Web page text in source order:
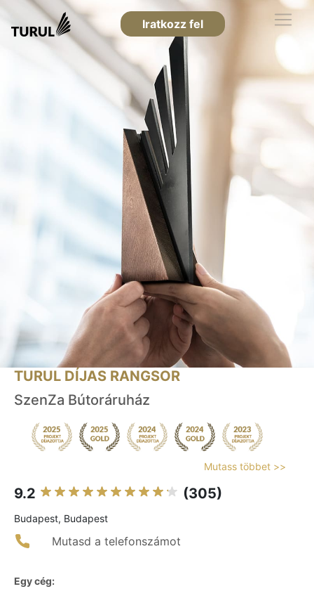
Iratkozz fel
TURUL DÍJAS RANGSOR
SzenZa Bútoráruház
Mutass többet >>
9.2 (305)
Budapest, Budapest
Mutasd a telefonszámot
Egy cég: